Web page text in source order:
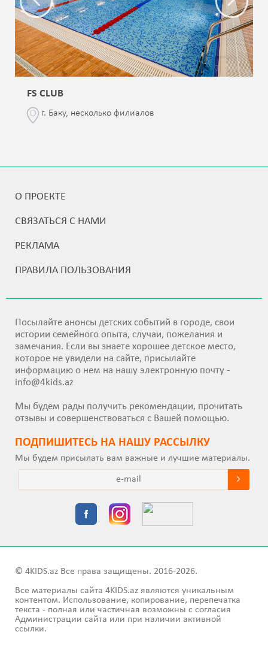
FS CLUB
г. Баку, несколько филиалов
О ПРОЕКТЕ
СВЯЗАТЬСЯ С НАМИ
РЕКЛАМА
ПРАВИЛА ПОЛЬЗОВАНИЯ
Посылайте анонсы детских событий в городе, свои
истории семейного опыта, случаи, пожелания и
замечания. Если вы знаете хорошее детское место,
которое не увидели на сайте, присылайте
информацию о нем на нашу электронную почту -
info@4kids.az
Мы будем рады получить рекомендации, прочитать
отзывы и совершенствоваться с Вашей помощью.
ПОДПИШИТEСЬ НА НАШУ РАССЫЛКУ
Мы будем присылать вам важные и лучшие материалы.
© 4KIDS.az Все права защищены. 2016-2026.
Все материалы сайта 4KIDS.az являются уникальным
контентом. Использование, копирование, перепечатка
текста - полная или частичная возможны с согласия
Администрации сайта или при наличии активной
ссылки.